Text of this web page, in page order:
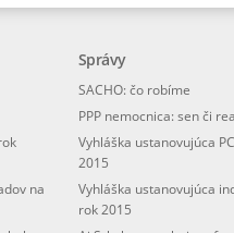
na
Správy
SACHO: čo robíme
PPP nemocnica: sen či
Vyhláška ustanovujúca
2015
Vyhláška ustanovujúca
rok 2015